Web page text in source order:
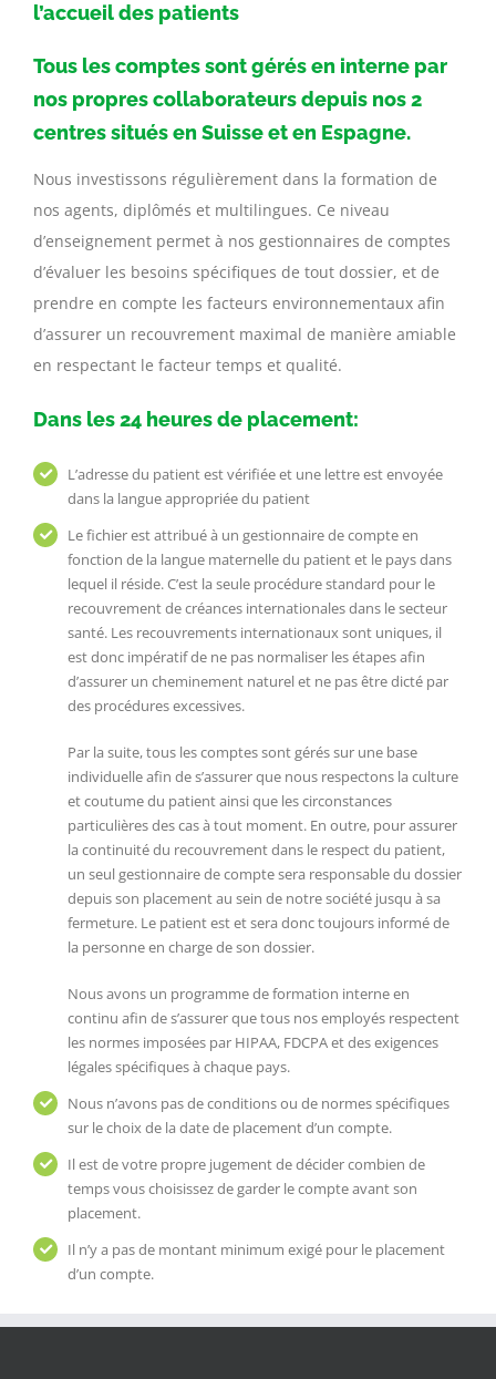
l’accueil des patients
Tous les comptes sont gérés en interne par
nos propres collaborateurs depuis nos 2
centres situés en Suisse et en Espagne.
Nous investissons régulièrement dans la formation de
nos agents, diplômés et multilingues. Ce niveau
d’enseignement permet à nos gestionnaires de comptes
d’évaluer les besoins spécifiques de tout dossier, et de
prendre en compte les facteurs environnementaux afin
d’assurer un recouvrement maximal de manière amiable
en respectant le facteur temps et qualité.
Dans les 24 heures de placement:
L’adresse du patient est vérifiée et une lettre est envoyée
dans la langue appropriée du patient
Le fichier est attribué à un gestionnaire de compte en
fonction de la langue maternelle du patient et le pays dans
lequel il réside. C’est la seule procédure standard pour le
recouvrement de créances internationales dans le secteur
santé. Les recouvrements internationaux sont uniques, il
est donc impératif de ne pas normaliser les étapes afin
d’assurer un cheminement naturel et ne pas être dicté par
des procédures excessives.
Par la suite, tous les comptes sont gérés sur une base
individuelle afin de s’assurer que nous respectons la culture
et coutume du patient ainsi que les circonstances
particulières des cas à tout moment. En outre, pour assurer
la continuité du recouvrement dans le respect du patient,
un seul gestionnaire de compte sera responsable du dossier
depuis son placement au sein de notre société jusqu à sa
fermeture. Le patient est et sera donc toujours informé de
la personne en charge de son dossier.
Nous avons un programme de formation interne en
continu afin de s’assurer que tous nos employés respectent
les normes imposées par HIPAA, FDCPA et des exigences
légales spécifiques à chaque pays.
Nous n’avons pas de conditions ou de normes spécifiques
sur le choix de la date de placement d’un compte.
Il est de votre propre jugement de décider combien de
temps vous choisissez de garder le compte avant son
placement.
Il n’y a pas de montant minimum exigé pour le placement
d’un compte.